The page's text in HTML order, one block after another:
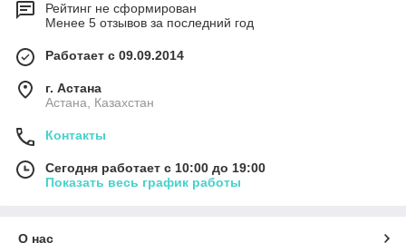
Рейтинг не сформирован
Менее 5 отзывов за последний год
Работает с 09.09.2014
г. Астана
Астана, Казахстан
Контакты
Сегодня работает с 10:00 до 19:00
Показать весь график работы
О нас